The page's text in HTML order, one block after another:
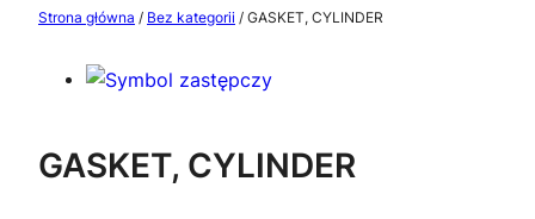
Strona główna / Bez kategorii / GASKET, CYLINDER
GASKET, CYLINDER